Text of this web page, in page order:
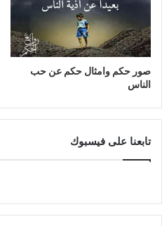
صور حكم وامثال حكم عن حب
الناس
تابعنا على فيسبوك